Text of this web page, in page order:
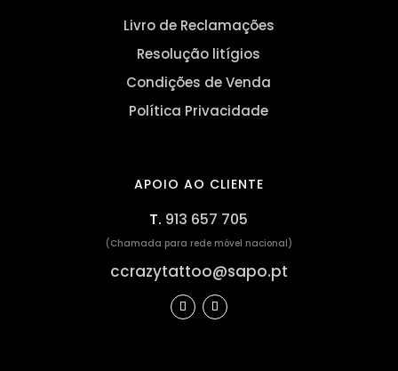
Livro de Reclamações
Resolução litígios
Condições de Venda
Política Privacidade
APOIO AO CLIENTE
T. 913 657 705
(Chamada para rede móvel nacional)
ccrazytattoo@sapo.pt